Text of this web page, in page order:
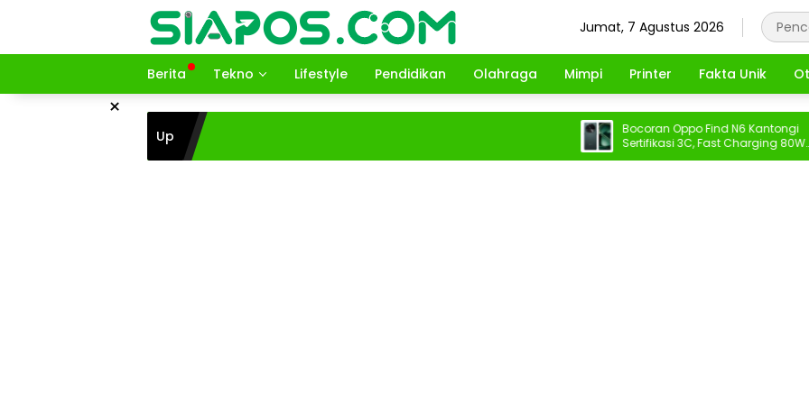
Jumat, 7 Agustus 2026
Berita Tekno Lifestyle Pendidikan Olahraga Mimpi Printer Fakta Unik
×
Up
Bocoran Oppo Find N6 Kantongi
Sertifikasi 3C, Fast Charging 80W
Terungkap